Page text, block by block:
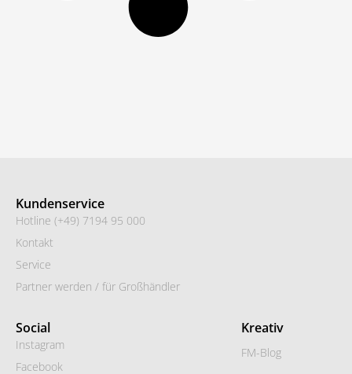
Kundenservice
Hotline (+49) 7194 95 000
Kontakt
Service
Partner werden / für Großhändler
Social
Instagram
Facebook
Kreativ
FM-Blog